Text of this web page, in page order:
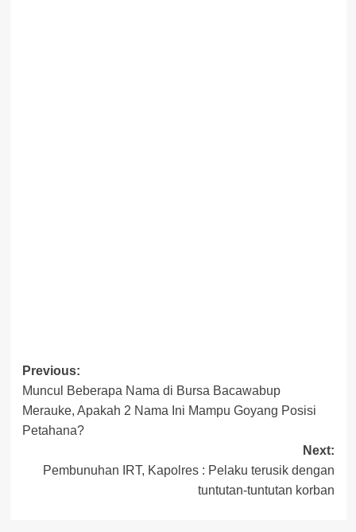
Post
navigation
Previous:
Muncul Beberapa Nama di Bursa Bacawabup
Merauke, Apakah 2 Nama Ini Mampu Goyang Posisi
Petahana?
Next:
Pembunuhan IRT, Kapolres : Pelaku terusik dengan
tuntutan-tuntutan korban